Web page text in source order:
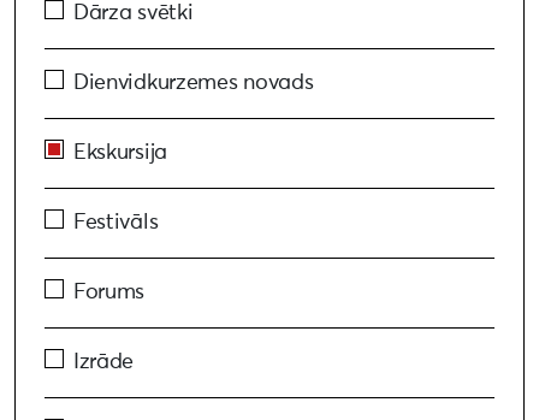
Dārza svētki
Dienvidkurzemes novads
Ekskursija
Festivāls
Forums
Izrāde